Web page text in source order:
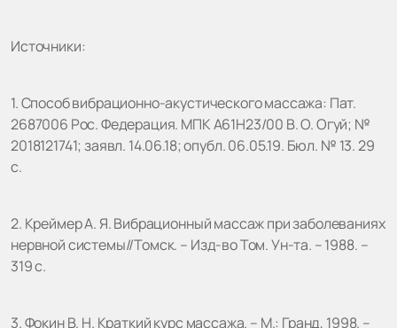
Источники:
1. Способ вибрационно-акустического массажа: Пат.
2687006 Рос. Федерация. МПК A61H23/00 В. О. Огуй; №
2018121741; заявл. 14.06.18; опубл. 06.05.19. Бюл. № 13. 29
c.
2. Креймер А. Я. Вибрационный массаж при заболеваниях
нервной системы//Томск. – Изд-во Том. Ун-та. – 1988. –
319 с.
3. Фокин В. Н. Краткий курс массажа. – М.: Гранд, 1998. –